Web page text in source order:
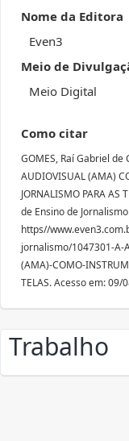
Nome da Editora
Even3
Meio de
Meio Digital
Como citar
GOMES, Raí Gabriel de
AUDIOVISUAL (AMA)
JORNALISMO PARA
de Ensino de
https//
jornalismo/1047301-A-
(AMA)-COMO-
TELAS. Acesso em: 09/
Trabalho